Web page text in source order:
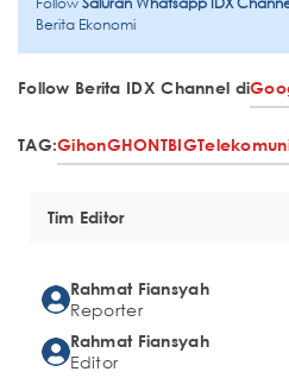
Berita Ekonomi
Follow Berita IDX Channel di
TAG:GihonGHONTBIG
Tim Editor
Rahmat Fiansyah
Reporter
Rahmat Fiansyah
Editor